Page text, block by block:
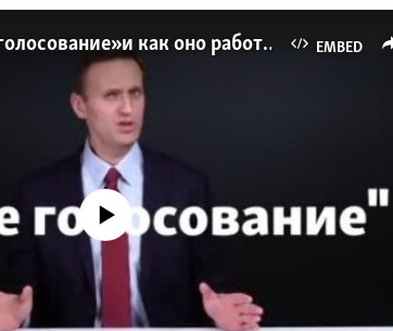
EMBED
Зачем придумали «Умное голосование» и как оно работает (видео)
source currently available